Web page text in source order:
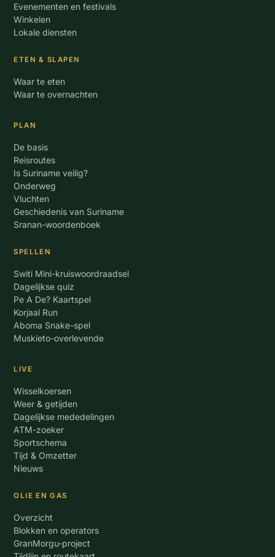
Evenementen en festivals
Winkelen
Lokale diensten
ETEN & SLAPEN
Waar te eten
Waar te overnachten
PLAN
De basis
Reisroutes
Is Suriname veilig?
Onderweg
Vluchten
Geschiedenis van Suriname
Sranan-woordenboek
SPELLEN
Switi Mini-kruiswoordraadsel
Dagelijkse quiz
Pe A De? Kaartspel
Korjaal Run
Aboma Snake-spel
Muskieto-overlevende
LIVE
Wisselkoersen
Weer & getijden
Dagelijkse mededelingen
ATM-zoeker
Sportschema
Tijd & Omzetter
Nieuws
OLIE EN GAS
Overzicht
Blokken en operators
GranMorgu-project